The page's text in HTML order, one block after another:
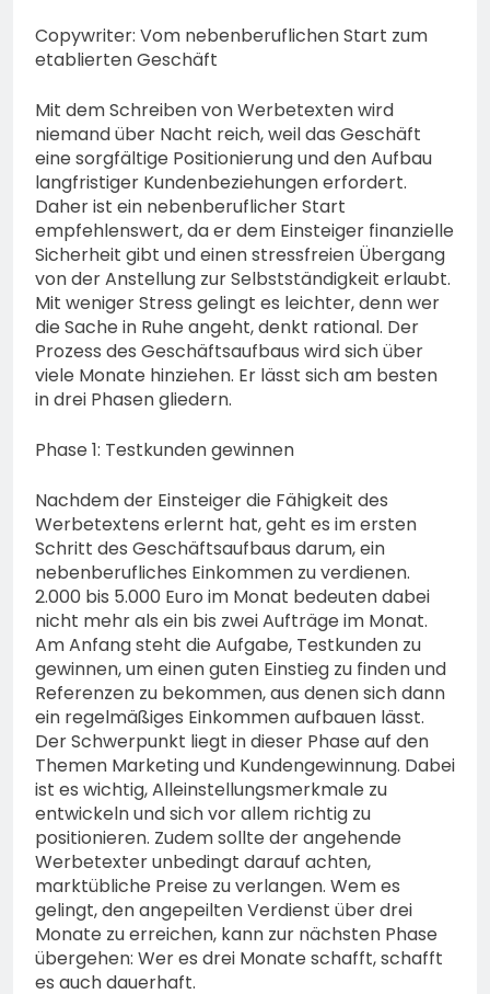
Copywriter: Vom nebenberuflichen Start zum
etablierten Geschäft
Mit dem Schreiben von Werbetexten wird
niemand über Nacht reich, weil das Geschäft
eine sorgfältige Positionierung und den Aufbau
langfristiger Kundenbeziehungen erfordert.
Daher ist ein nebenberuflicher Start
empfehlenswert, da er dem Einsteiger finanzielle
Sicherheit gibt und einen stressfreien Übergang
von der Anstellung zur Selbstständigkeit erlaubt.
Mit weniger Stress gelingt es leichter, denn wer
die Sache in Ruhe angeht, denkt rational. Der
Prozess des Geschäftsaufbaus wird sich über
viele Monate hinziehen. Er lässt sich am besten
in drei Phasen gliedern.
Phase 1: Testkunden gewinnen
Nachdem der Einsteiger die Fähigkeit des
Werbetextens erlernt hat, geht es im ersten
Schritt des Geschäftsaufbaus darum, ein
nebenberufliches Einkommen zu verdienen.
2.000 bis 5.000 Euro im Monat bedeuten dabei
nicht mehr als ein bis zwei Aufträge im Monat.
Am Anfang steht die Aufgabe, Testkunden zu
gewinnen, um einen guten Einstieg zu finden und
Referenzen zu bekommen, aus denen sich dann
ein regelmäßiges Einkommen aufbauen lässt.
Der Schwerpunkt liegt in dieser Phase auf den
Themen Marketing und Kundengewinnung. Dabei
ist es wichtig, Alleinstellungsmerkmale zu
entwickeln und sich vor allem richtig zu
positionieren. Zudem sollte der angehende
Werbetexter unbedingt darauf achten,
marktübliche Preise zu verlangen. Wem es
gelingt, den angepeilten Verdienst über drei
Monate zu erreichen, kann zur nächsten Phase
übergehen: Wer es drei Monate schafft, schafft
es auch dauerhaft.